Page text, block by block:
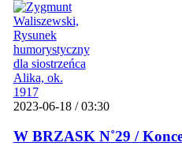
2023-06-18 / 03:30
W BRZASK N˚29 /